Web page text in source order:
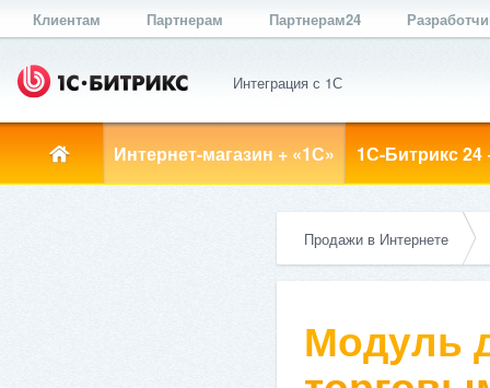
Клиентам Партнерам Партнерам24
Интеграция с 1С
Интернет-магазин + «1С» 1С-Битрикс 24
Продажи в Интернете
Модуль